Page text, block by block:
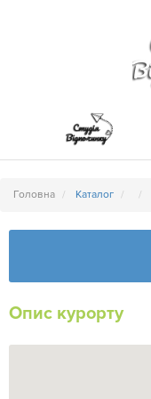
Головна Каталог
Опис курорту